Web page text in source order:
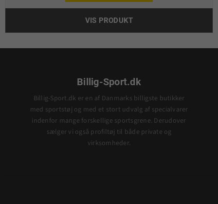
VIS PRODUKT
Billig-Sport.dk
Billig-Sport.dk er en af Danmarks billigste butikker
med sportstøj og med et stort udvalg af specialvarer
indenfor mange forskellige sportsgrene. Derudover
sælger vi også profiltøj til både private og
virksomheder.